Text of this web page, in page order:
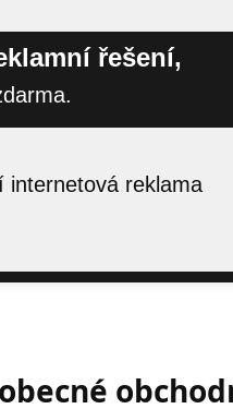
řešení,
internetová reklama